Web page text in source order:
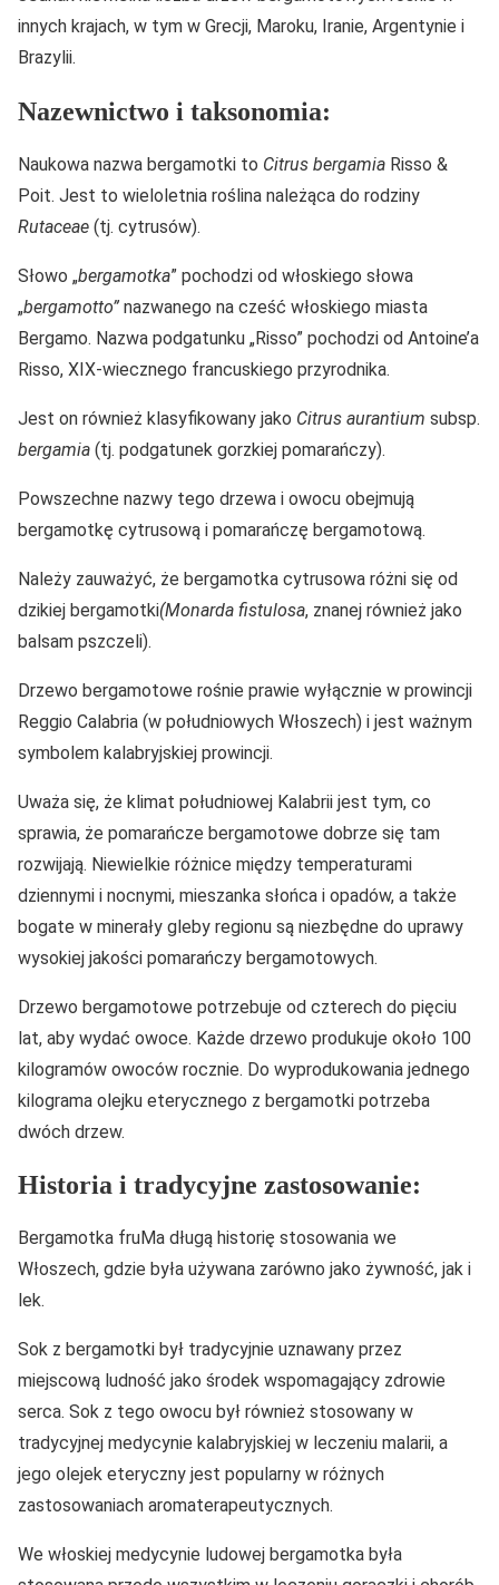
innych krajach, w tym w Grecji, Maroku, Iranie, Argentynie i
Brazylii.
Nazewnictwo i taksonomia:
Naukowa nazwa bergamotki to Citrus bergamia Risso &
Poit. Jest to wieloletnia roślina należąca do rodziny
Rutaceae (tj. cytrusów).
Słowo „bergamotka” pochodzi od włoskiego słowa
„bergamotto” nazwanego na cześć włoskiego miasta
Bergamo. Nazwa podgatunku „Risso” pochodzi od Antoine’a
Risso, XIX-wiecznego francuskiego przyrodnika.
Jest on również klasyfikowany jako Citrus aurantium subsp.
bergamia (tj. podgatunek gorzkiej pomarańczy).
Powszechne nazwy tego drzewa i owocu obejmują
bergamotkę cytrusową i pomarańczę bergamotową.
Należy zauważyć, że bergamotka cytrusowa różni się od
dzikiej bergamotki(Monarda fistulosa, znanej również jako
balsam pszczeli).
Drzewo bergamotowe rośnie prawie wyłącznie w prowincji
Reggio Calabria (w południowych Włoszech) i jest ważnym
symbolem kalabryjskiej prowincji.
Uważa się, że klimat południowej Kalabrii jest tym, co
sprawia, że pomarańcze bergamotowe dobrze się tam
rozwijają. Niewielkie różnice między temperaturami
dziennymi i nocnymi, mieszanka słońca i opadów, a także
bogate w minerały gleby regionu są niezbędne do uprawy
wysokiej jakości pomarańczy bergamotowych.
Drzewo bergamotowe potrzebuje od czterech do pięciu
lat, aby wydać owoce. Każde drzewo produkuje około 100
kilogramów owoców rocznie. Do wyprodukowania jednego
kilograma olejku eterycznego z bergamotki potrzeba
dwóch drzew.
Historia i tradycyjne zastosowanie:
Bergamotka fruMa długą historię stosowania we
Włoszech, gdzie była używana zarówno jako żywność, jak i
lek.
Sok z bergamotki był tradycyjnie uznawany przez
miejscową ludność jako środek wspomagający zdrowie
serca. Sok z tego owocu był również stosowany w
tradycyjnej medycynie kalabryjskiej w leczeniu malarii, a
jego olejek eteryczny jest popularny w różnych
zastosowaniach aromaterapeutycznych.
We włoskiej medycynie ludowej bergamotka była